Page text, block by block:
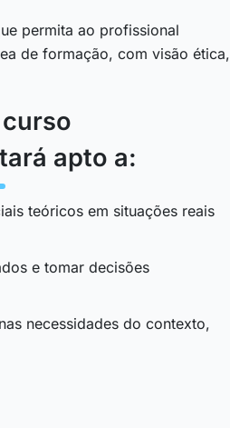
permita ao profissional
de formação, com visão ética,
apto a:
teóricos em situações reais
e tomar decisões
necessidades do contexto,